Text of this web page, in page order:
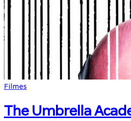
Filmes
The Umbrella